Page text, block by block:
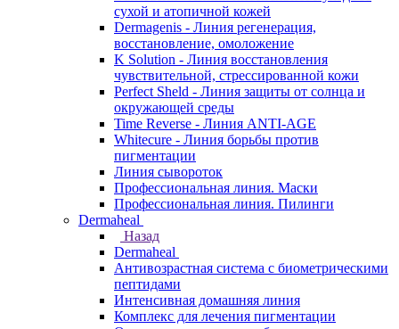
сухой и атопичной кожей
Dermagenis - Линия регенерация,
восстановление, омоложение
K Solution - Линия восстановления
чувствительной, стрессированной кожи
Perfect Sheld - Линия защиты от солнца и
окружающей среды
Time Reverse - Линия ANTI-AGE
Whitecure - Линия борьбы против
пигментации
Линия сывороток
Профессиональная линия. Маски
Профессиональная линия. Пилинги
Dermaheal
Назад
Dermaheal
Антивозрастная система с биометрическими
пептидами
Интенсивная домашняя линия
Комплекс для лечения пигментации